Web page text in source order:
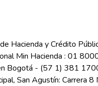
Hacienda y Crédito
Min Hacienda : 01
Bogotá - (57 1) 381
San Agustín: Carrera